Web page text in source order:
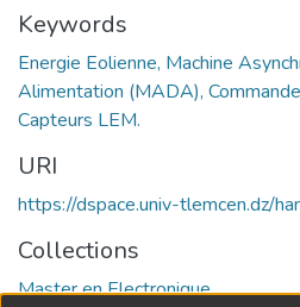
Keywords
Energie Eolienne, Machine
Alimentation (MADA),
Capteurs LEM.
URI
https://dspace.univ-tlemcen.dz/
Collections
Master en Electronique